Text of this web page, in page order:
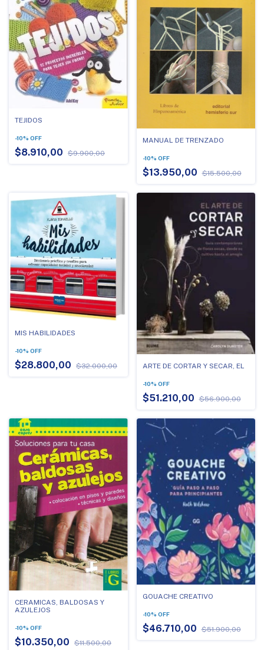
TEJIDOS
-10% OFF
$8.910,00 $9.900,00
MANUAL DE TRENZADO
-10% OFF
$13.950,00 $15.500,00
MIS HABILIDADES
-10% OFF
$28.800,00 $32.000,00 ARTE DE CORTAR Y SECAR, EL
-10% OFF
$51.210,00 $56.900,00
CERAMICAS, BALDOSAS Y
AZULEJOS
-10% OFF
$10.350,00 $11.500,00
GOUACHE CREATIVO
-10% OFF
$46.710,00 $51.900,00